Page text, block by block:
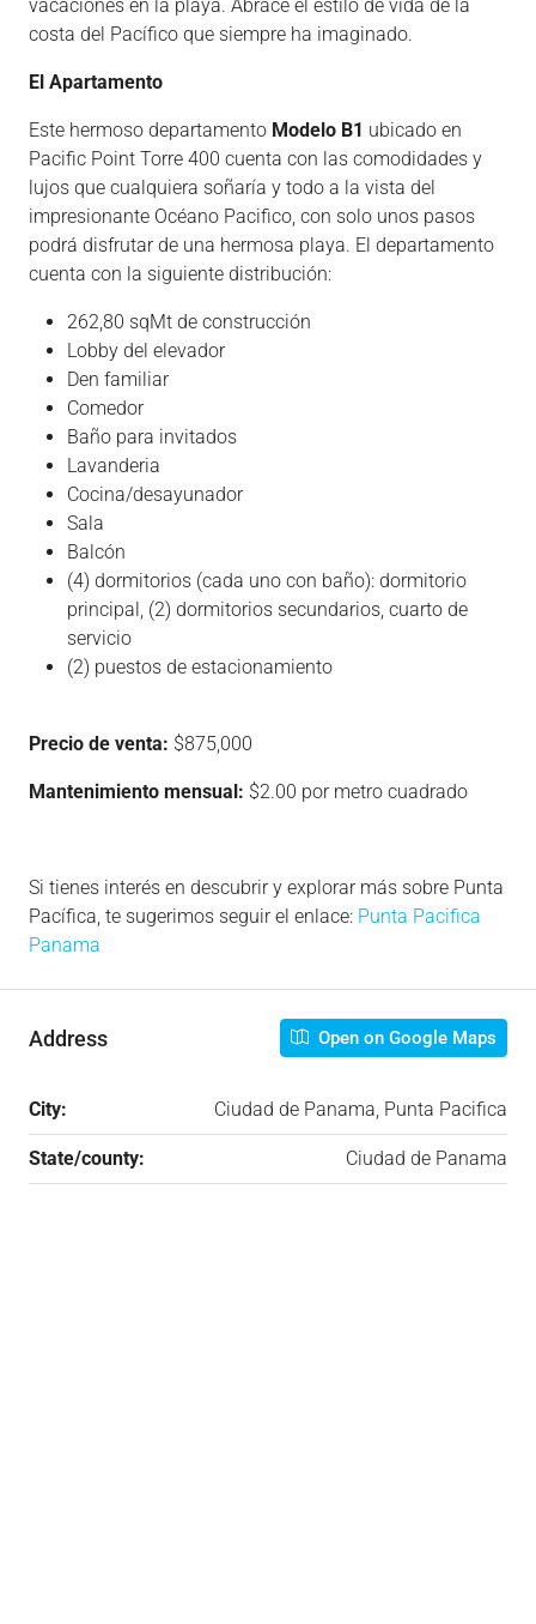
vacaciones en la playa. Abrace el estilo de vida de la
costa del Pacífico que siempre ha imaginado.
El Apartamento
Este hermoso departamento Modelo B1 ubicado en
Pacific Point Torre 400 cuenta con las comodidades y
lujos que cualquiera soñaría y todo a la vista del
impresionante Océano Pacifico, con solo unos pasos
podrá disfrutar de una hermosa playa. El departamento
cuenta con la siguiente distribución:
262,80 sqMt de construcción
Lobby del elevador
Den familiar
Comedor
Baño para invitados
Lavanderia
Cocina/desayunador
Sala
Balcón
(4) dormitorios (cada uno con baño): dormitorio
principal, (2) dormitorios secundarios, cuarto de
servicio
(2) puestos de estacionamiento
Precio de venta: $875,000
Mantenimiento mensual: $2.00 por metro cuadrado
Si tienes interés en descubrir y explorar más sobre Punta
Pacífica, te sugerimos seguir el enlace: Punta Pacifica
Panama
Address Open on Google Maps
City: Ciudad de Panama, Punta Pacifica
State/county: Ciudad de Panama